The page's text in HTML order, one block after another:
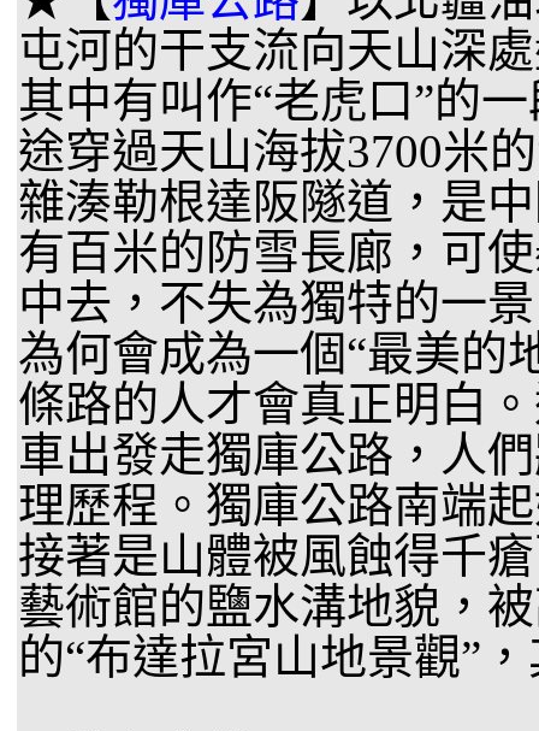
屯河的干支流向天山深
其中有叫作“老虎口”的
途穿過天山海拔3700米
雜湊勒根達阪隧道，是
有百米的防雪長廊，可
中去，不失為獨特的一
為何會成為一個“最美的
條路的人才會真正明白
車出發走獨庫公路，人
理歷程。獨庫公路南端
接著是山體被風蝕得千
藝術館的鹽水溝地貌，
的“布達拉宮山地景觀”